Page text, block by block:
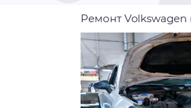
Ремонт Volkswagen